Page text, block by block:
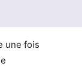
une fois